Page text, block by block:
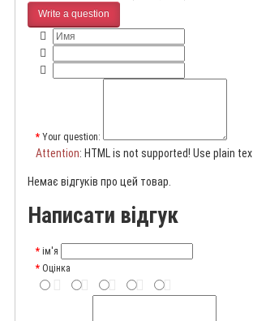
Write a question
Your question:
Attention: HTML is not supported! Use plain
Немає відгуків про цей товар.
Написати відгук
ім'я
Оцінка